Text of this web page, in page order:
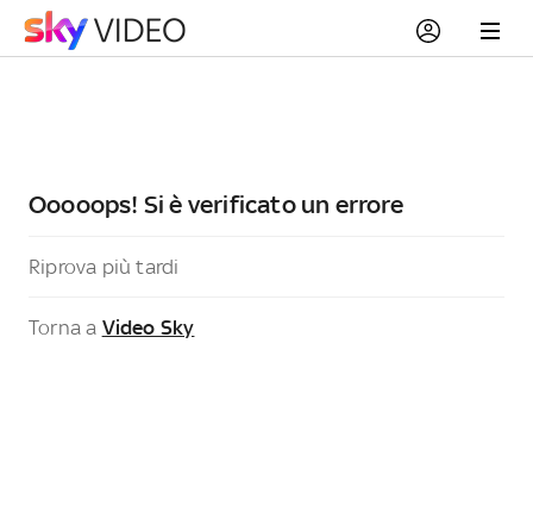
Ooooops! Si è verificato un errore
Riprova più tardi
Torna a Video Sky